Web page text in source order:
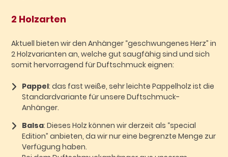
2 Holzarten
Aktuell bieten wir den Anhänger “geschwungenes Herz” in
2 Holzvarianten an, welche gut saugfähig sind und sich
somit hervorragend für Duftschmuck eignen:
Pappel: das fast weiße, sehr leichte Pappelholz ist die
Standardvariante für unsere Duftschmuck-
Anhänger.
Balsa: Dieses Holz können wir derzeit als “special
Edition” anbieten, da wir nur eine begrenzte Menge zur
Verfügung haben.